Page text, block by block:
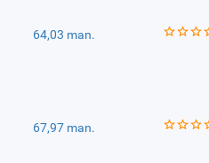
64,03 man.
67,97 man.